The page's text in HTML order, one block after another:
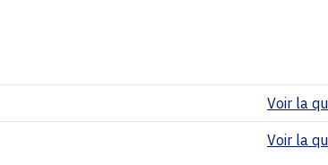
Voir la
Voir la